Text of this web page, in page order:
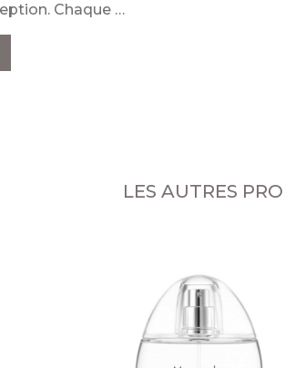
Chaque
LES AUTRES